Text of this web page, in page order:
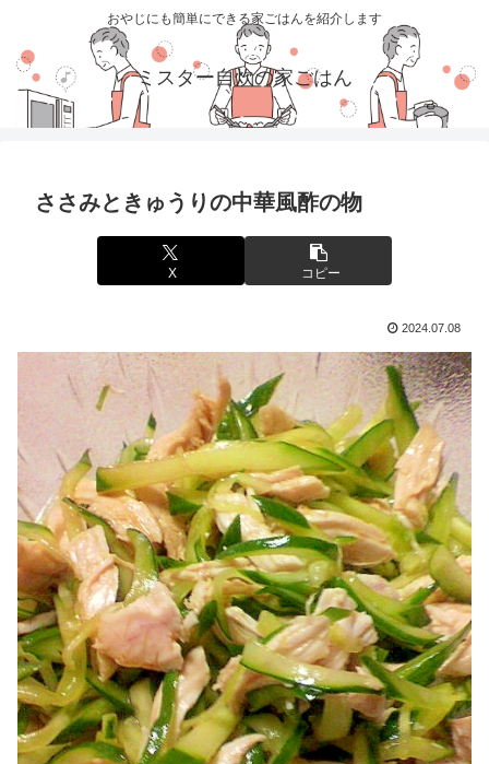
おやじにも簡単にできる家ごはんを紹介します
ミスター自炊の家ごはん
ささみときゅうりの中華風酢の物
X コピー
2024.07.08